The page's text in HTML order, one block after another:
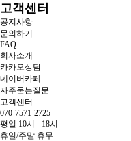
고객센터
공지사항
문의하기
FAQ
회사소개
카카오상담
네이버카페
자주묻는질문
고객센터
070-7571-2725
평일 10시 - 18시
휴일/주말 휴무